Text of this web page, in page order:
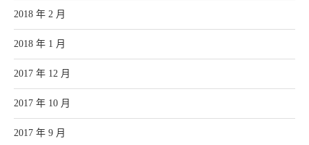
2018 年 2 月
2018 年 1 月
2017 年 12 月
2017 年 10 月
2017 年 9 月